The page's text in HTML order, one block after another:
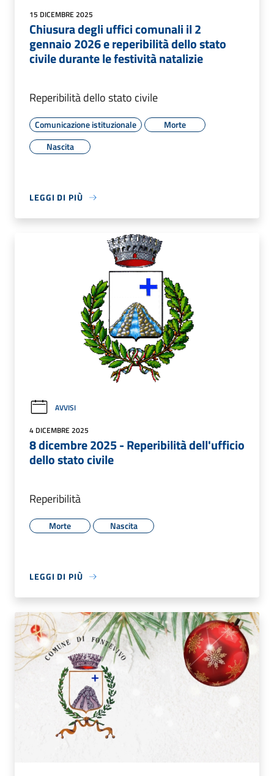
15 DICEMBRE 2025
Chiusura degli uffici comunali il 2
gennaio 2026 e reperibilità dello stato
civile durante le festività natalizie
Reperibilità dello stato civile
Comunicazione istituzionale
Morte
Nascita
LEGGI DI PIÙ
AVVISI
4 DICEMBRE 2025
8 dicembre 2025 - Reperibilità dell'ufficio
dello stato civile
Reperibilità
Morte Nascita
LEGGI DI PIÙ